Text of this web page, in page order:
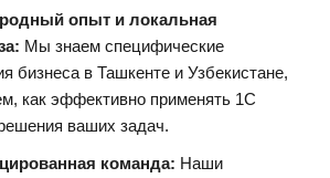
опыт и локальная
Мы знаем специфические
бизнеса в Ташкенте и Узбекистане,
как эффективно применять 1С
ваших задач.
команда: Наши